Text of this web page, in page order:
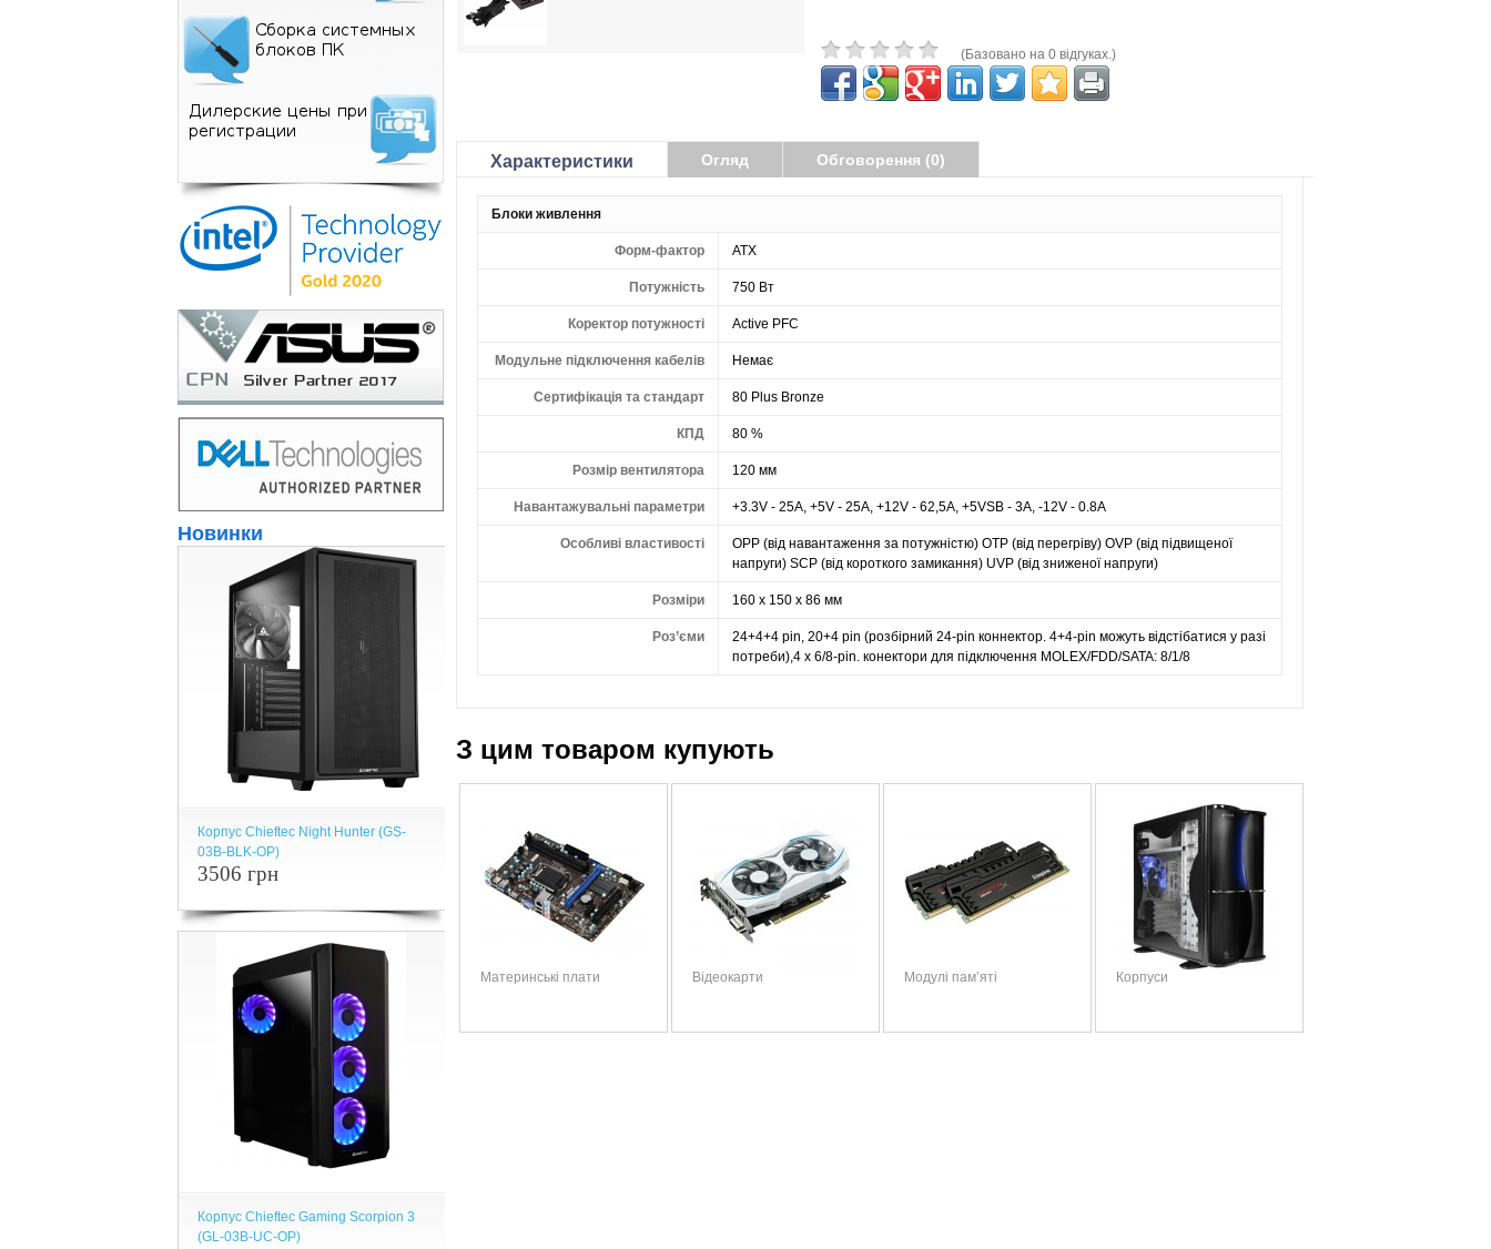
Новинки
Корпус Chieftec Night Hunter (GS-
03B-BLK-OP)
3506 грн
Корпус Chieftec Gaming Scorpion 3
(GL-03B-UC-OP)
(Базовано на 0 відгуках.)
Характеристики Огляд Обговорення (0)
Блоки живлення
Форм-фактор ATX
Потужність 750 Вт
Коректор потужності Active PFC
Модульне підключення кабелів Немає
Сертифікація та стандарт 80 Plus Bronze
КПД 80 %
Розмір вентилятора 120 мм
Навантажувальні параметри +3.3V - 25A, +5V - 25A, +12V - 62,5A, +5VSB - 3A, -12V - 0.8A
Особливі властивості
OPP (від навантаження за потужністю) OTP (від перегріву) OVP (від підвищеної
напруги) SCP (від короткого замикання) UVP (від зниженої напруги)
Розміри 160 x 150 x 86 мм
Роз’єми
24+4+4 pin, 20+4 pin (розбірний 24-pin коннектор. 4+4-pin можуть відстібатися у разі
потреби),4 x 6/8-pin. конектори для підключення MOLEX/FDD/SATA: 8/1/8
З цим товаром купують
Материнські плати Відеокарти Модулі пам’яті Корпуси